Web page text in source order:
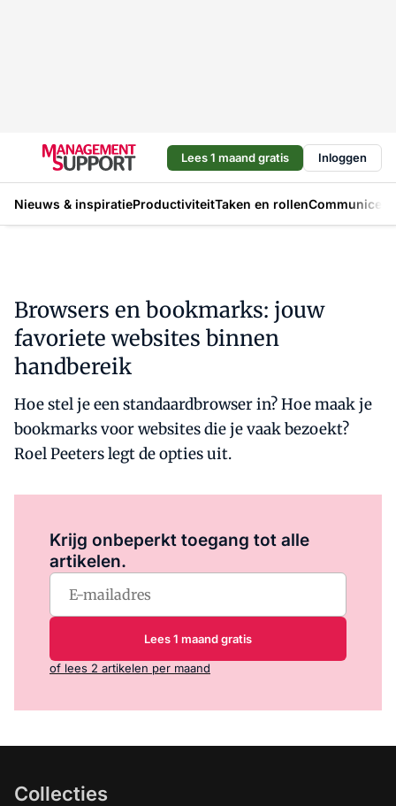
Lees 1 maand gratis Inloggen
Nieuws & inspiratieProductiviteitTaken en rollen
Browsers en bookmarks: jouw
favoriete websites binnen
handbereik
Hoe stel je een standaardbrowser in? Hoe maak je
bookmarks voor websites die je vaak bezoekt?
Roel Peeters legt de opties uit.
Krijg onbeperkt toegang tot alle
artikelen.
Lees 1 maand gratis
of lees 2 artikelen per maand
Collecties